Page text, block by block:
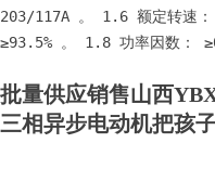
203/117A 。 1.6 额定转速
≥93.5% 。 1.8 功率因数：
批量供应销售山西
三相异步电动机把孩